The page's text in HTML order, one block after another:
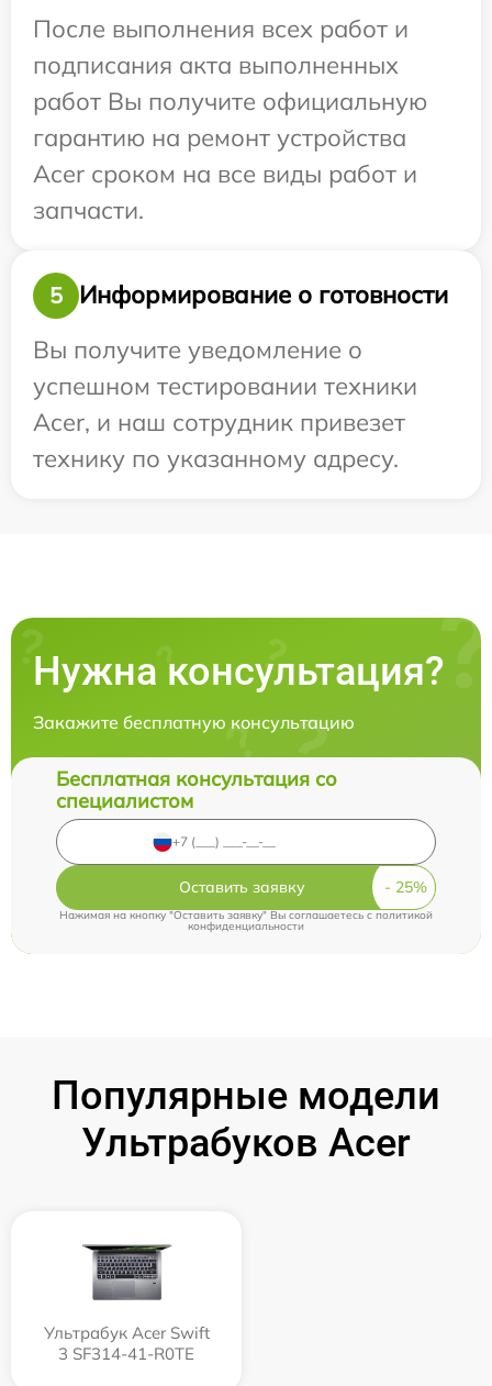
После выполнения всех работ и
подписания акта выполненных
работ Вы получите официальную
гарантию на ремонт устройства
Acer сроком на все виды работ и
запчасти.
5
Информирование о готовности
Вы получите уведомление о
успешном тестировании техники
Acer, и наш сотрудник привезет
технику по указанному адресу.
Нужна консультация?
Закажите бесплатную консультацию
Бесплатная консультация со
специалистом
Оставить заявку
Нажимая на кнопку "Оставить заявку" Вы соглашаетесь cполитикой
конфиденциальности
Популярные модели
Ультрабуков Acer
Ультрабук Acer Swift
3 SF314-41-R0TE